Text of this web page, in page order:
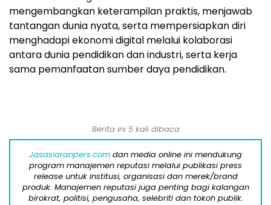
mengembangkan keterampilan praktis, menjawab
tantangan dunia nyata, serta mempersiapkan diri
menghadapi ekonomi digital melalui kolaborasi
antara dunia pendidikan dan industri, serta kerja
sama pemanfaatan sumber daya pendidikan.
Berita ini 5 kali dibaca
Jasasiaranpers.com dan media online ini mendukung
program manajemen reputasi melalui publikasi press
release untuk institusi, organisasi dan merek/brand
produk. Manajemen reputasi juga penting bagi kalangan
birokrat, politisi, pengusaha, selebriti dan tokoh publik.